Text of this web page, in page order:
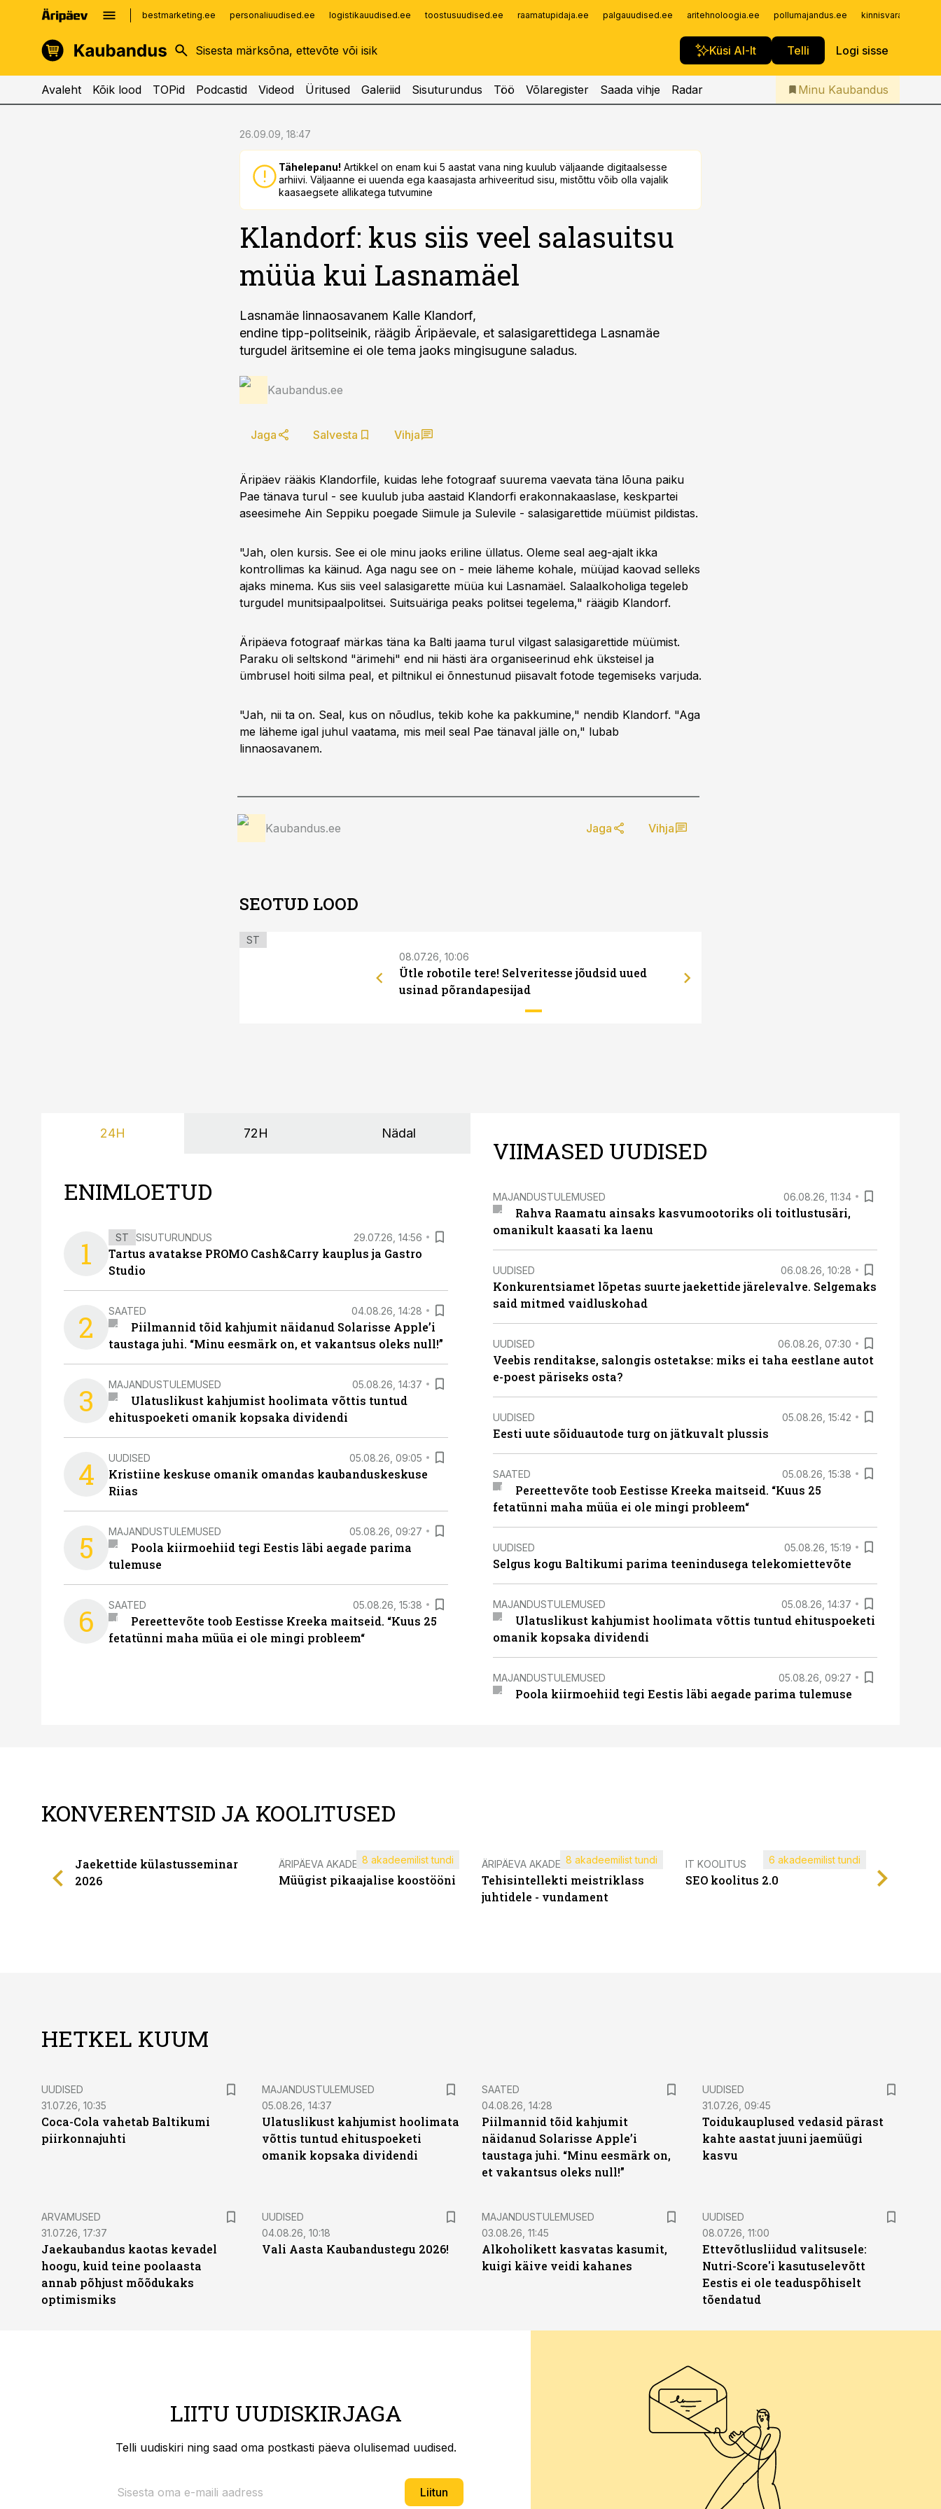
bestmarketing.ee personaliuudised.ee logistikauudised.ee toostusuudised.ee raamatupidaja.ee palgauudised.ee aritehnoloogia.ee pollumajandus.ee
Küsi AI-lt Telli Logi sisse
kinnisvarauudised.ee
logistikauudised.ee
imelineajalugu.ee
Infopank
Iseteenindus
Telli Kaubandus
Avaleht Kõik lood TOPid Podcastid Videod Üritused Galeriid Sisuturundus Töö Võlaregister Saada vihje Radar Minu Kaubandus
26.09.09, 18:47
Tähelepanu! Artikkel on enam kui 5 aastat vana ning kuulub väljaande digitaalsesse
arhiivi. Väljaanne ei uuenda ega kaasajasta arhiveeritud sisu, mistõttu võib olla vajalik
kaasaegsete allikatega tutvumine
Klandorf: kus siis veel salasuitsu
müüa kui Lasnamäel
Lasnamäe linnaosavanem Kalle Klandorf,
endine tipp-politseinik, räägib Äripäevale, et salasigarettidega Lasnamäe
turgudel äritsemine ei ole tema jaoks mingisugune saladus.
Kaubandus.ee
Jaga Salvesta Vihja
Äripäev rääkis Klandorfile, kuidas lehe fotograaf suurema vaevata täna lõuna paiku
Pae tänava turul - see kuulub juba aastaid Klandorfi erakonnakaaslase, keskpartei
aseesimehe Ain Seppiku poegade Siimule ja Sulevile - salasigarettide müümist pildistas.
"Jah, olen kursis. See ei ole minu jaoks eriline üllatus. Oleme seal aeg-ajalt ikka
kontrollimas ka käinud. Aga nagu see on - meie läheme kohale, müüjad kaovad selleks
ajaks minema. Kus siis veel salasigarette müüa kui Lasnamäel. Salaalkoholiga tegeleb
turgudel munitsipaalpolitsei. Suitsuäriga peaks politsei tegelema," räägib Klandorf.
Äripäeva fotograaf märkas täna ka Balti jaama turul vilgast salasigarettide müümist.
Paraku oli seltskond "ärimehi" end nii hästi ära organiseerinud ehk üksteisel ja
ümbrusel hoiti silma peal, et piltnikul ei õnnestunud piisavalt fotode tegemiseks varjuda.
"Jah, nii ta on. Seal, kus on nõudlus, tekib kohe ka pakkumine," nendib Klandorf. "Aga
me läheme igal juhul vaatama, mis meil seal Pae tänaval jälle on," lubab
linnaosavanem.
Kaubandus.ee Jaga Vihja
SEOTUD LOOD
ST
08.07.26, 10:06
Ütle robotile tere! Selveritesse jõudsid uued
usinad põrandapesijad
24H 72H Nädal
ENIMLOETUD
1 ST SISUTURUNDUS 29.07.26, 14:56
Tartus avatakse PROMO Cash&Carry kauplus ja Gastro
Studio
2 SAATED 04.08.26, 14:28
Piilmannid tõid kahjumit näidanud Solarisse Apple’i
taustaga juhi. “Minu eesmärk on, et vakantsus oleks null!”
3 MAJANDUSTULEMUSED 05.08.26, 14:37
Ulatuslikust kahjumist hoolimata võttis tuntud
ehituspoeketi omanik kopsaka dividendi
4 UUDISED 05.08.26, 09:05
Kristiine keskuse omanik omandas kaubanduskeskuse
Riias
5 MAJANDUSTULEMUSED 05.08.26, 09:27
Poola kiirmoehiid tegi Eestis läbi aegade parima
tulemuse
6 SAATED 05.08.26, 15:38
Pereettevõte toob Eestisse Kreeka maitseid. “Kuus 25
fetatünni maha müüa ei ole mingi probleem“
VIIMASED UUDISED
MAJANDUSTULEMUSED 06.08.26, 11:34
Rahva Raamatu ainsaks kasvumootoriks oli toitlustusäri,
omanikult kaasati ka laenu
UUDISED 06.08.26, 10:28
Konkurentsiamet lõpetas suurte jaekettide järelevalve. Selgemaks
said mitmed vaidluskohad
UUDISED 06.08.26, 07:30
Veebis renditakse, salongis ostetakse: miks ei taha eestlane autot
e-poest päriseks osta?
UUDISED 05.08.26, 15:42
Eesti uute sõiduautode turg on jätkuvalt plussis
SAATED 05.08.26, 15:38
Pereettevõte toob Eestisse Kreeka maitseid. “Kuus 25
fetatünni maha müüa ei ole mingi probleem“
UUDISED 05.08.26, 15:19
Selgus kogu Baltikumi parima teenindusega telekomiettevõte
MAJANDUSTULEMUSED 05.08.26, 14:37
Ulatuslikust kahjumist hoolimata võttis tuntud ehituspoeketi
omanik kopsaka dividendi
MAJANDUSTULEMUSED 05.08.26, 09:27
Poola kiirmoehiid tegi Eestis läbi aegade parima tulemuse
KONVERENTSID JA KOOLITUSED
Jaekettide külastusseminar
2026
ÄRIPÄEVA AKADEEMIA
Müügist pikaajalise koostööni
8 akadeemilist tundi ÄRIPÄEVA AKADEEMIA
Tehisintellekti meistriklass
juhtidele - vundament
8 akadeemilist tundi IT KOOLITUS
SEO koolitus 2.0
6 akadeemilist tundi
HETKEL KUUM
UUDISED
31.07.26, 10:35
Coca-Cola vahetab Baltikumi
piirkonnajuhti
MAJANDUSTULEMUSED
05.08.26, 14:37
Ulatuslikust kahjumist hoolimata
võttis tuntud ehituspoeketi
omanik kopsaka dividendi
SAATED
04.08.26, 14:28
Piilmannid tõid kahjumit
näidanud Solarisse Apple’i
taustaga juhi. “Minu eesmärk on,
et vakantsus oleks null!”
UUDISED
31.07.26, 09:45
Toidukauplused vedasid pärast
kahte aastat juuni jaemüügi
kasvu
ARVAMUSED
31.07.26, 17:37
Jaekaubandus kaotas kevadel
hoogu, kuid teine poolaasta
annab põhjust mõõdukaks
optimismiks
UUDISED
04.08.26, 10:18
Vali Aasta Kaubandustegu 2026!
MAJANDUSTULEMUSED
03.08.26, 11:45
Alkoholikett kasvatas kasumit,
kuigi käive veidi kahanes
UUDISED
08.07.26, 11:00
Ettevõtlusliidud valitsusele:
Nutri-Score'i kasutuselevõtt
Eestis ei ole teaduspõhiselt
tõendatud
LIITU UUDISKIRJAGA
Telli uudiskiri ning saad oma postkasti päeva olulisemad uudised.
Liitun